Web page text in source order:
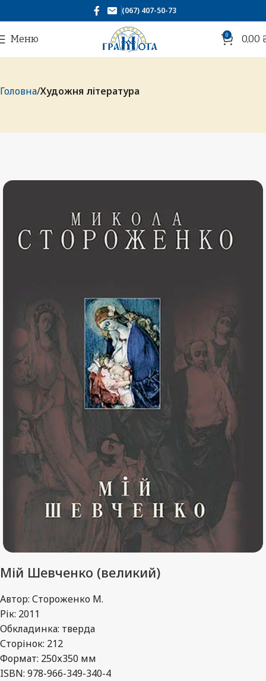
(067) 407-50-73
Меню 0 0,00
Головна Художня література
Мій Шевченко (великий)
Автор: Стороженко М.
Рік: 2011
Обкладинка: тверда
Сторінок: 212
Формат: 250х350 мм
ISBN: 978-966-349-340-4